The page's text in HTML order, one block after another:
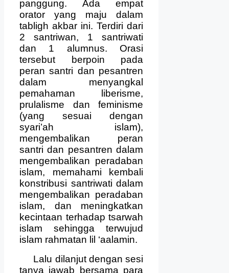
panggung. Ada empat
orator yang maju dalam
tabligh akbar ini. Terdiri dari
2 santriwan, 1 santriwati
dan 1 alumnus. Orasi
tersebut berpoin pada
peran santri dan pesantren
dalam menyangkal
pemahaman liberisme,
prulalisme dan feminisme
(yang sesuai dengan
syari’ah islam),
mengembalikan peran
santri dan pesantren dalam
mengembalikan peradaban
islam, memahami kembali
konstribusi santriwati dalam
mengembalikan peradaban
islam, dan meningkatkan
kecintaan terhadap tsarwah
islam sehingga terwujud
islam rahmatan lil ‘aalamin.
Lalu dilanjut dengan sesi
tanya jawab bersama para